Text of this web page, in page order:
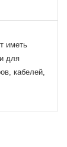
иметь
кабелей,